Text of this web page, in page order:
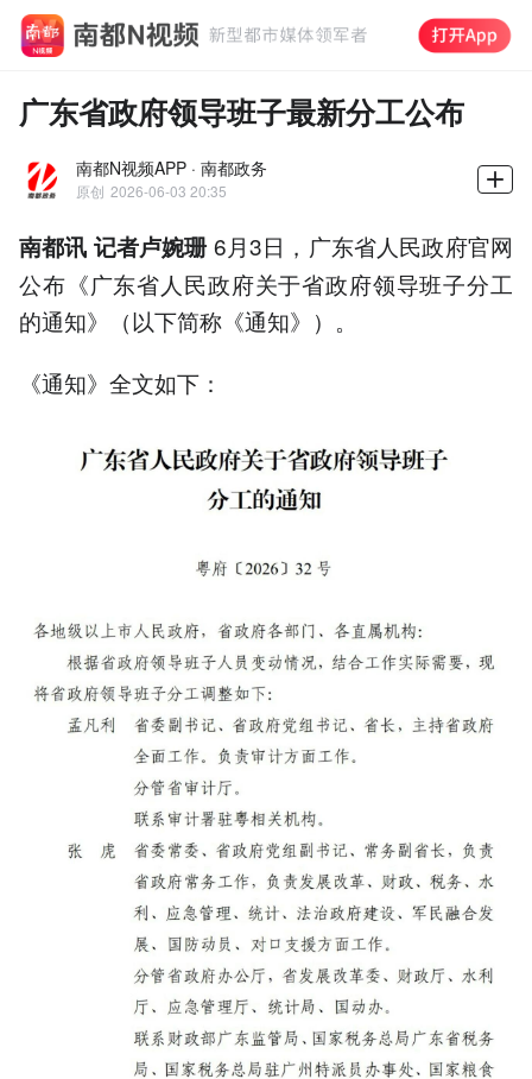
广东省政府领导班子最新分工公布
南都N视频APP · 南都政务
原创 2026-06-03 20:35
南都讯 记者卢婉珊 6月3日，广东省人民政府官网
公布《广东省人民政府关于省政府领导班子分工
的通知》（以下简称《通知》）。
《通知》全文如下：